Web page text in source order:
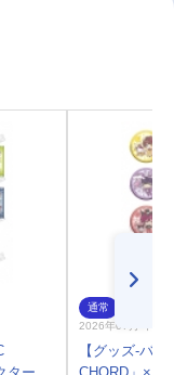
通常
2026年07月 中 発
【グッズ-バ